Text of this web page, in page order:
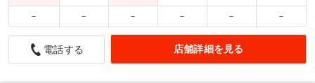
商品数： 締切日時： 1日前13:00 価格帯：
900円～2,000円
配達時間：
9:30～18:00
5.0 南町町内会
－ － － － － －
電話する 店舗詳細を見る